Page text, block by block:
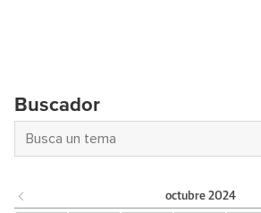
Buscador
octubre 2024